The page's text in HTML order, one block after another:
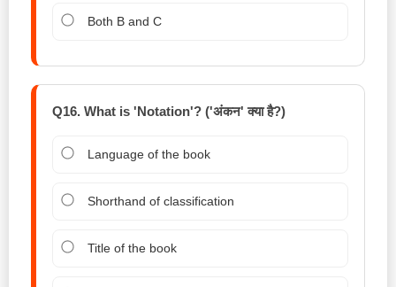
Both B and C
Q16. What is 'Notation'? ('अंकन' क्या है?)
Language of the book
Shorthand of classification
Title of the book